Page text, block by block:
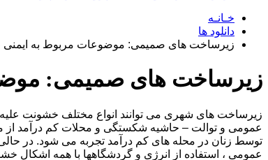
خـانـه
دانلود ها
زیرساخت های صمیمی: موضوعات مربوط به ایمنی
زیرساخت های صمیمی:
زیرساخت های شهری می توانند انواع مختلف خشونت علیه
توسط زنان در محله های کم درآمد تجربه می شود. در